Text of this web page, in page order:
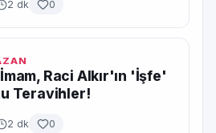
2 dk 0
Raci Alkır'ın 'İşfe'
Teravihler!
2 dk 0